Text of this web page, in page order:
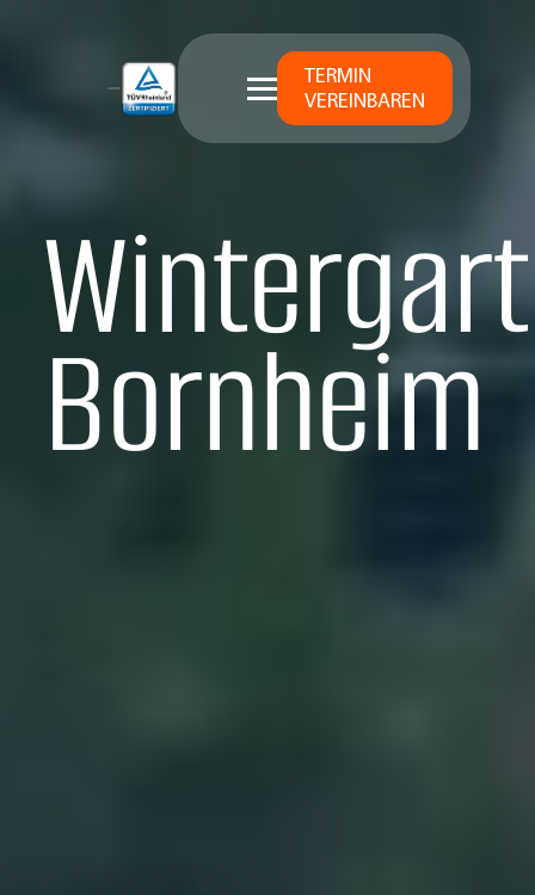
TERMIN
VEREINBAREN
Bornheim